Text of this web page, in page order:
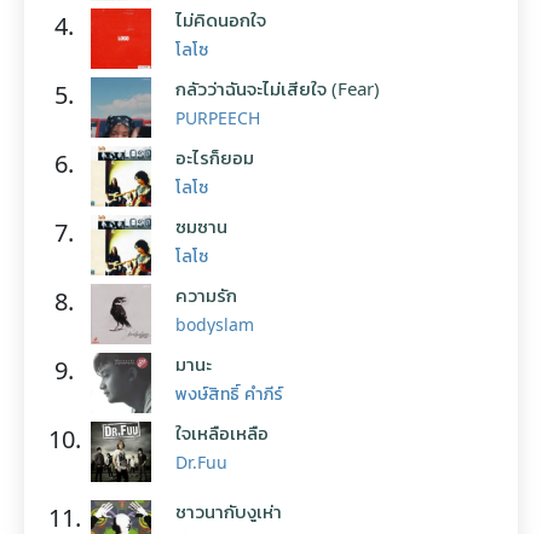
4. ไม่คิดนอกใจ
โลโซ
5. กลัวว่าฉันจะไม่เสียใจ (Fear)
PURPEECH
6. อะไรก็ยอม
โลโซ
7. ซมซาน
โลโซ
8. ความรัก
bodyslam
9. มานะ
พงษ์สิทธิ์ คำภีร์
10. ใจเหลือเหลือ
Dr.Fuu
11. ชาวนากับงูเห่า